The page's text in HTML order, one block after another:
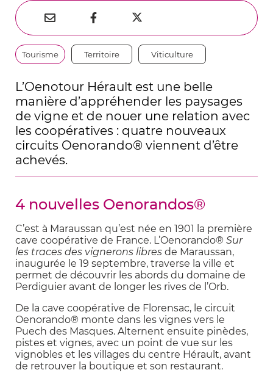
Partager
par
e-
mail
Partager
sur
Facebook

sur
Twitter
Thématiques
Tourisme Territoire Viticulture
L’Oenotour Hérault est une belle
manière d’appréhender les paysages
de vigne et de nouer une relation avec
les coopératives : quatre nouveaux
circuits Oenorando® viennent d’être
achevés.
4 nouvelles Oenorandos®
C’est à Maraussan qu’est née en 1901 la première
cave coopérative de France. L’Oenorando® Sur
les traces des vignerons libres de Maraussan,
inaugurée le 19 septembre, traverse la ville et
permet de découvrir les abords du domaine de
Perdiguier avant de longer les rives de l’Orb.
De la cave coopérative de Florensac, le circuit
Oenorando® monte dans les vignes vers le
Puech des Masques. Alternent ensuite pinèdes,
pistes et vignes, avec un point de vue sur les
vignobles et les villages du centre Hérault, avant
de retrouver la boutique et son restaurant.